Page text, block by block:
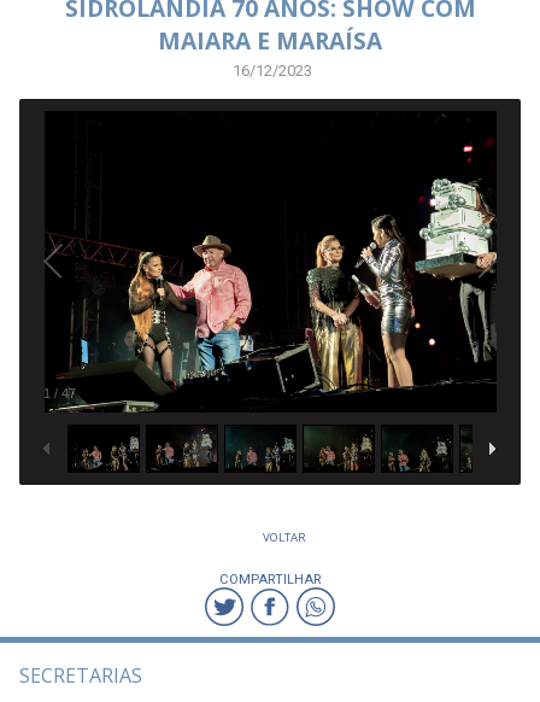
SIDROLÂNDIA 70 ANOS: SHOW COM
MAIARA E MARAÍSA
16/12/2023
1 / 47
VOLTAR
COMPARTILHAR
SECRETARIAS